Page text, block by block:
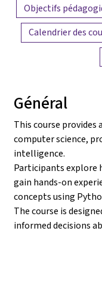
Objectifs
Calendrier des
Général
This course
computer science,
intelligence.
Participants explore
gain hands-on
concepts using
The course is
informed decisions